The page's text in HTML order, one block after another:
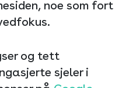
noe som fort
og tett
sjeler i